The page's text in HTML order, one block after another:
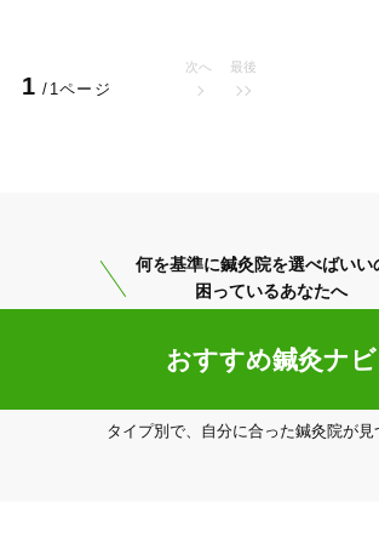
20時以降OK
1 /1ページ
次へ 最後
何を基準に鍼灸院を選べばいい
困っているあなたへ
おすすめ鍼灸ナビ
タイプ別で、自分に合った鍼灸院が見